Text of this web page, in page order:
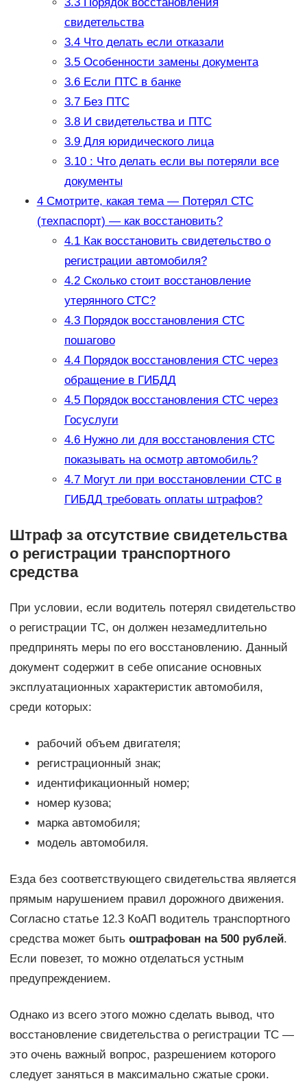
3.3Порядок восстановления
свидетельства
3.4Что делать если отказали
3.5Особенности замены документа
3.6Если ПТС в банке
3.7Без ПТС
3.8И свидетельства и ПТС
3.9Для юридического лица
3.10: Что делать если вы потеряли все
документы
4Смотрите, какая тема — Потерял СТС
(техпаспорт) — как восстановить?
4.1Как восстановить свидетельство о
регистрации автомобиля?
4.2Сколько стоит восстановление
утерянного СТС?
4.3Порядок восстановления СТС
пошагово
4.4Порядок восстановления СТС через
обращение в ГИБДД
4.5Порядок восстановления СТС через
Госуслуги
4.6Нужно ли для восстановления СТС
показывать на осмотр автомобиль?
4.7Могут ли при восстановлении СТС в
ГИБДД требовать оплаты штрафов?
Штраф за отсутствие свидетельства
о регистрации транспортного
средства
При условии, если водитель потерял свидетельство
о регистрации ТС, он должен незамедлительно
предпринять меры по его восстановлению. Данный
документ содержит в себе описание основных
эксплуатационных характеристик автомобиля,
среди которых:
рабочий объем двигателя;
регистрационный знак;
идентификационный номер;
номер кузова;
марка автомобиля;
модель автомобиля.
Езда без соответствующего свидетельства является
прямым нарушением правил дорожного движения.
Согласно статье 12.3 КоАП водитель транспортного
средства может быть оштрафован на 500 рублей.
Если повезет, то можно отделаться устным
предупреждением.
Однако из всего этого можно сделать вывод, что
восстановление свидетельства о регистрации ТС —
это очень важный вопрос, разрешением которого
следует заняться в максимально сжатые сроки.